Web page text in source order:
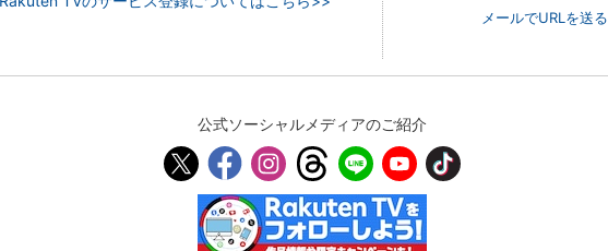
メールでURLを送る
公式ソーシャルメディアのご紹介